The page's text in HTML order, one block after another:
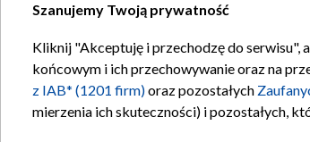
Szanujemy Twoją prywatność
Kliknij "Akceptuję i przechodzę do serwisu",
końcowym i ich przechowywanie oraz na
z IAB* (1201 firm)oraz pozostałych
mierzenia ich skuteczności) i pozostałych,